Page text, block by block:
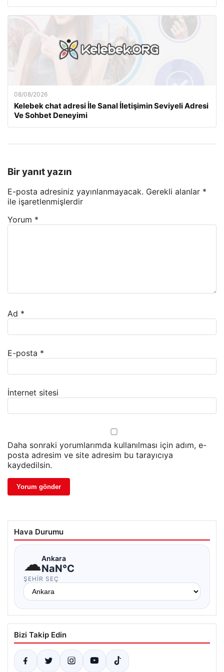
08/08/2026
Kelebek chat adresi İle Sanal İletişimin Seviyeli Adresi
Ve Sohbet Deneyimi
Bir yanıt yazın
E-posta adresiniz yayınlanmayacak. Gerekli alanlar *
ile işaretlenmişlerdir
Yorum *
Ad *
E-posta *
İnternet sitesi
Daha sonraki yorumlarımda kullanılması için adım, e-
posta adresim ve site adresim bu tarayıcıya
kaydedilsin.
Hava Durumu
☁Ankara
NaN°C
ŞEHIR SEÇ
Bizi Takip Edin